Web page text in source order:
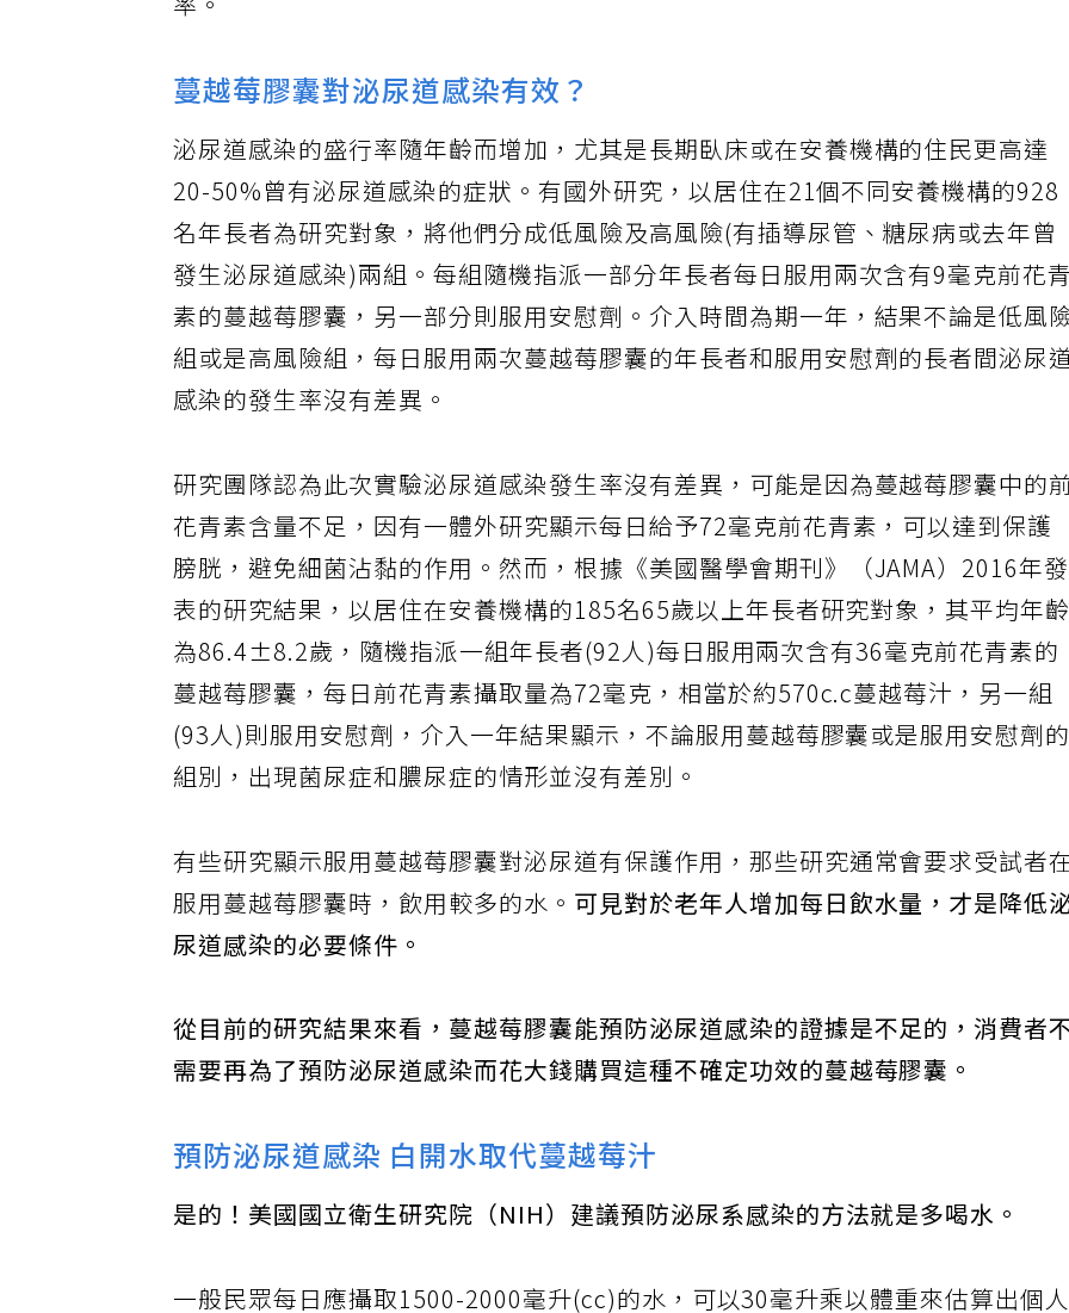
率。
蔓越莓膠囊對泌尿道感染有效？
泌尿道感染的盛行率隨年齡而增加，尤其是長期臥床或在安養機構的住民更高達
20-50%曾有泌尿道感染的症狀。有國外研究，以居住在21個不同安養機構的928
名年長者為研究對象，將他們分成低風險及高風險(有插導尿管、糖尿病或去年曾
發生泌尿道感染)兩組。每組隨機指派一部分年長者每日服用兩次含有9毫克前花青
素的蔓越莓膠囊，另一部分則服用安慰劑。介入時間為期一年，結果不論是低風
組或是高風險組，每日服用兩次蔓越莓膠囊的年長者和服用安慰劑的長者間泌尿
感染的發生率沒有差異。
研究團隊認為此次實驗泌尿道感染發生率沒有差異，可能是因為蔓越莓膠囊中的前
花青素含量不足，因有一體外研究顯示每日給予72毫克前花青素，可以達到保護
膀胱，避免細菌沾黏的作用。然而，根據《美國醫學會期刊》（JAMA）2016年發
表的研究結果，以居住在安養機構的185名65歲以上年長者研究對象，其平均年齡
為86.4±8.2歲，隨機指派一組年長者(92人)每日服用兩次含有36毫克前花青素的
蔓越莓膠囊，每日前花青素攝取量為72毫克，相當於約570c.c蔓越莓汁，另一組
(93人)則服用安慰劑，介入一年結果顯示，不論服用蔓越莓膠囊或是服用安慰劑的
組別，出現菌尿症和膿尿症的情形並沒有差別。
有些研究顯示服用蔓越莓膠囊對泌尿道有保護作用，那些研究通常會要求受試者
服用蔓越莓膠囊時，飲用較多的水。 可見對於老年人增加每日飲水量，才是降低泌
尿道感染的必要條件。
從目前的研究結果來看，蔓越莓膠囊能預防泌尿道感染的證據是不足的，消費者不
需要再為了預防泌尿道感染而花大錢購買這種不確定功效的蔓越莓膠囊。
預防泌尿道感染 白開水取代蔓越莓汁
是的！美國國立衛生研究院（NIH）建議預防泌尿系感染的方法就是多喝水。